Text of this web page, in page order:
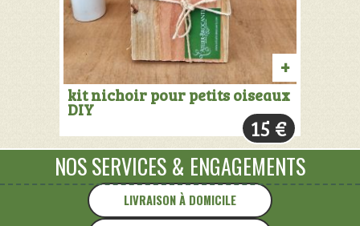
PANIER
kit nichoir pour petits oiseaux
DIY
15 €
LIVRAISON À DOMICILE
NOS SERVICES & ENGAGEMENTS